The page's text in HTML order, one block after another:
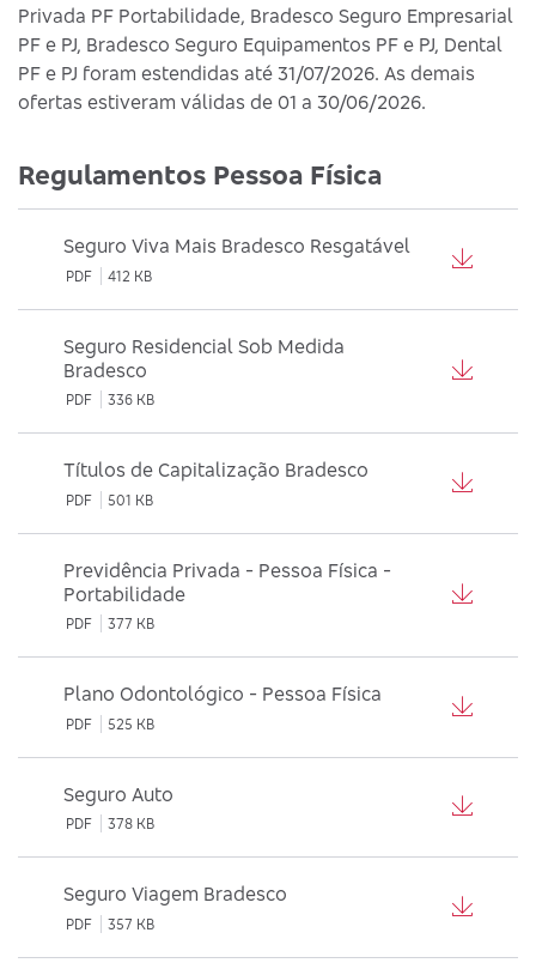
Privada PF Portabilidade, Bradesco Seguro Empresarial
PF e PJ, Bradesco Seguro Equipamentos PF e PJ, Dental
PF e PJ foram estendidas até 31/07/2026. As demais
ofertas estiveram válidas de 01 a 30/06/2026.
Regulamentos Pessoa Física
Seguro Viva Mais Bradesco Resgatável
PDF 412 KB
Seguro Residencial Sob Medida
Bradesco
PDF 336 KB
Títulos de Capitalização Bradesco
PDF 501 KB
Previdência Privada - Pessoa Física -
Portabilidade
PDF 377 KB
Plano Odontológico - Pessoa Física
PDF 525 KB
Seguro Auto
PDF 378 KB
Seguro Viagem Bradesco
PDF 357 KB